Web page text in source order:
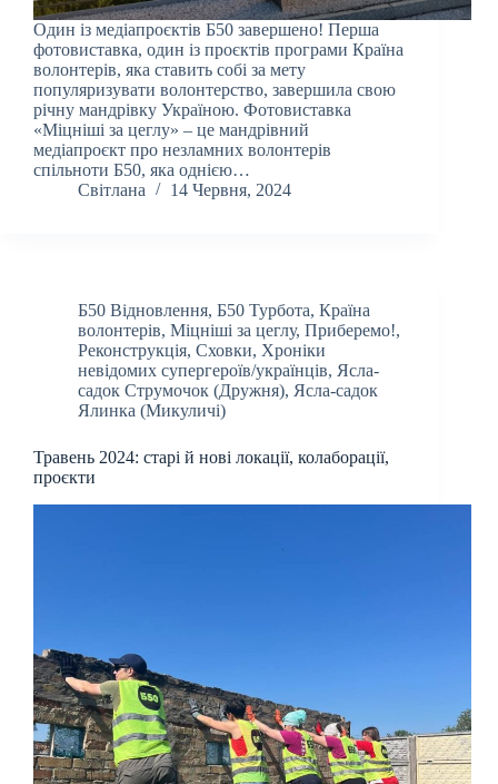
Один із медіапроєктів Б50 завершено! Перша
фотовиставка, один із проєктів програми Країна
волонтерів, яка ставить собі за мету
популяризувати волонтерство, завершила свою
річну мандрівку Україною. Фотовиставка
«Міцніші за цеглу» – це мандрівний
медіапроєкт про незламних волонтерів
спільноти Б50, яка однією…
Світлана
14 Червня, 2024
Б50 Відновлення, Б50 Турбота, Країна
волонтерів, Міцніші за цеглу, Приберемо!,
Реконструкція, Сховки, Хроніки
невідомих супергероїв/українців, Ясла-
садок Струмочок (Дружня), Ясла-садок
Ялинка (Микуличі)
Травень 2024: старі й нові локації, колаборації,
проєкти